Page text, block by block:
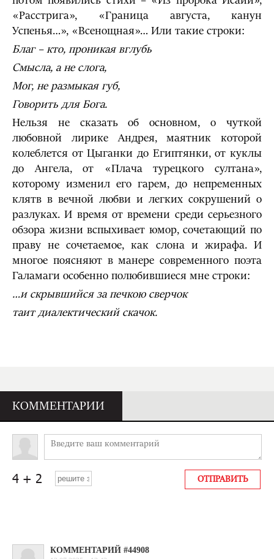
«Расстрига», «Граница августа, канун
Успенья…», «Всенощная»… Или такие строки:
Благ – кто, проникая вглубь
Смысла, а не слога,
Мог, не размыкая губ,
Говорить для Бога.
Нельзя не сказать об основном, о чуткой
любовной лирике Андрея, маятник которой
колеблется от Цыганки до Египтянки, от куклы
до Ангела, от «Плача турецкого султана»,
которому изменил его гарем, до непременных
клятв в вечной любви и легких сокрушений о
разлуках. И время от времени среди серьезного
обзора жизни вспыхивает юмор, сочетающий по
праву не сочетаемое, как слона и жирафа. И
многое поясняют в манере современного поэта
Галамаги особенно полюбившиеся мне строки:
…и скрывшийся за печкою сверчок
таит диалектический скачок.
КОММЕНТАРИИ
КОММЕНТАРИЙ #44908